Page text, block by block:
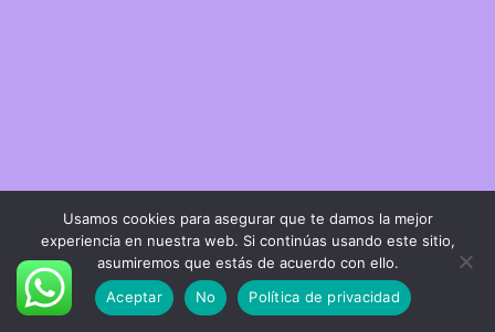
Usamos cookies para asegurar que te damos la mejor
experiencia en nuestra web. Si continúas usando este sitio,
asumiremos que estás de acuerdo con ello.
Aceptar
No Política de privacidad